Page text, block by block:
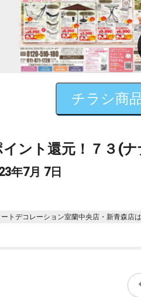
チラシ商
ント還元！７３(
年7月 7日
トデコレーション室蘭中央店・新青森店